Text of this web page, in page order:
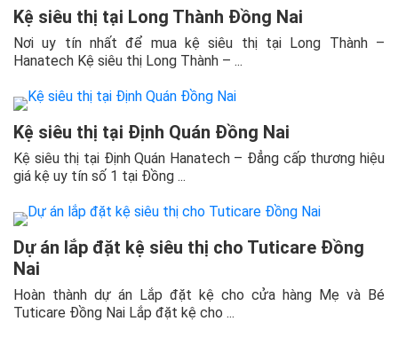
Kệ siêu thị tại Long Thành Đồng Nai
Nơi uy tín nhất để mua kệ siêu thị tại Long Thành –
Hanatech Kệ siêu thị Long Thành – ...
Kệ siêu thị tại Định Quán Đồng Nai
Kệ siêu thị tại Định Quán Hanatech – Đẳng cấp thương hiệu
giá kệ uy tín số 1 tại Đồng ...
Dự án lắp đặt kệ siêu thị cho Tuticare Đồng
Nai
Hoàn thành dự án Lắp đặt kệ cho cửa hàng Mẹ và Bé
Tuticare Đồng Nai Lắp đặt kệ cho ...